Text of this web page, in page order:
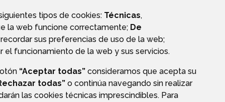
tipos de cookies: Técnicas,
la web funcione correctamente; De
sus preferencias de uso de la web;
el funcionamiento de la web y sus servicios.
“Aceptar todas” consideramos que acepta su
todas” o continúa navegando sin realizar
las cookies técnicas imprescindibles. Para